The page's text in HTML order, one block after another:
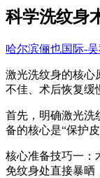
科学洗纹身
哈尔滨俪也国际-
激光洗纹身的核心
不佳、术后恢复缓
首先，明确激光洗
备的核心是“保护
核心准备技巧一：
免纹身处直接暴晒